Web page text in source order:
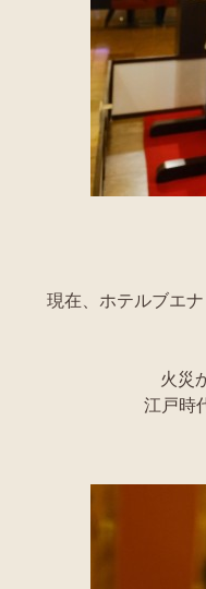
現在、ホテルブエ
火災
江戸時